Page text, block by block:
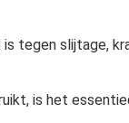
tegen slijtage,
is het